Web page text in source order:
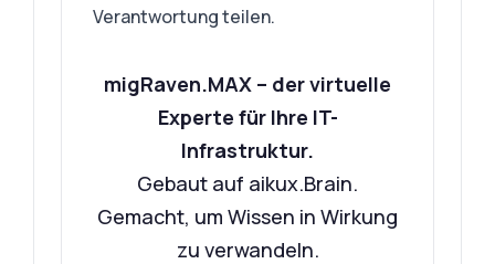
Verantwortung teilen.
migRaven.MAX – der virtuelle
Experte für Ihre IT-
Infrastruktur.
Gebaut auf aikux.Brain.
Gemacht, um Wissen in Wirkung
zu verwandeln.